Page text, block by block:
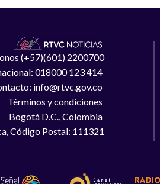
(+57)(601) 2200700
018000 123 414
info@rtvc.gov.co
Términos y condiciones
Bogotá D.C., Colombia
Código Postal: 111321